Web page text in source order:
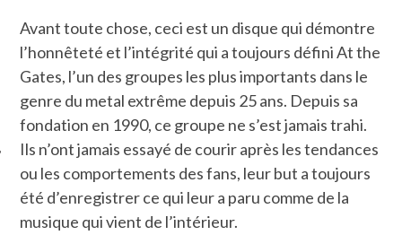
SOCIAUX
Avant toute chose, ceci est un disque qui démontre
l’honnêteté et l’intégrité qui a toujours défini At the
Gates, l’un des groupes les plus importants dans le
genre du metal extrême depuis 25 ans. Depuis sa
fondation en 1990, ce groupe ne s’est jamais trahi.
Ils n’ont jamais essayé de courir après les tendances
ou les comportements des fans, leur but a toujours
été d’enregistrer ce qui leur a paru comme de la
musique qui vient de l’intérieur.